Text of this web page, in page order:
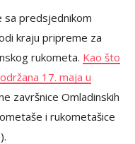
sa predsjednikom
kraju pripreme za
rukometa. Kao što
17. maja u
završnice Omladinskih
i rukometašice